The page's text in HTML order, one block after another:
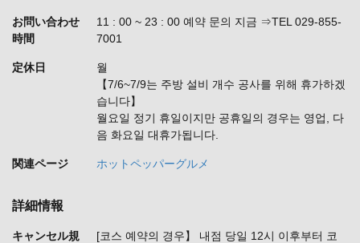
お問い合わせ
時間
11 : 00 ~ 23 : 00 예약 문의 지금 ⇒TEL 029-855-
7001
定休日
월
【7/6~7/9는 주방 설비 개수 공사를 위해 휴가하겠
습니다】
월요일 정기 휴일이지만 공휴일의 경우는 영업, 다
음 화요일 대휴가됩니다.
関連ページ ホットペッパーグルメ
詳細情報
キャンセル規
[코스 예약의 경우】 내점 당일 12시 이후부터 코